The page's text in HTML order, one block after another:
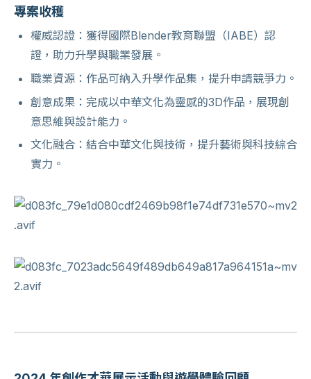
專案收穫
權威認證：獲得國際Blender教育聯盟（IABE）認
證，助力升學與職業發展。
職業資源：作品可納入升學作品集，提升申請競爭力。
創意成果：完成以中華文化為靈感的3D作品，展現創
意思維與設計能力。
文化融合：結合中華文化與技術，提升藝術與科技綜合
實力。